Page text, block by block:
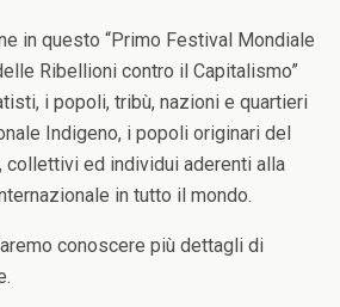
in questo “Primo Festival Mondiale
Ribellioni contro il Capitalismo”
i popoli, tribù, nazioni e quartieri
Indigeno, i popoli originari del
collettivi ed individui aderenti alla
in tutto il mondo.
conoscere più dettagli di